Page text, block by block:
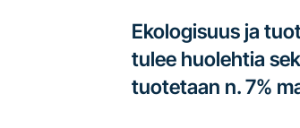
Ekologisuus ja
tulee huolehtia
tuotetaan n. 7%